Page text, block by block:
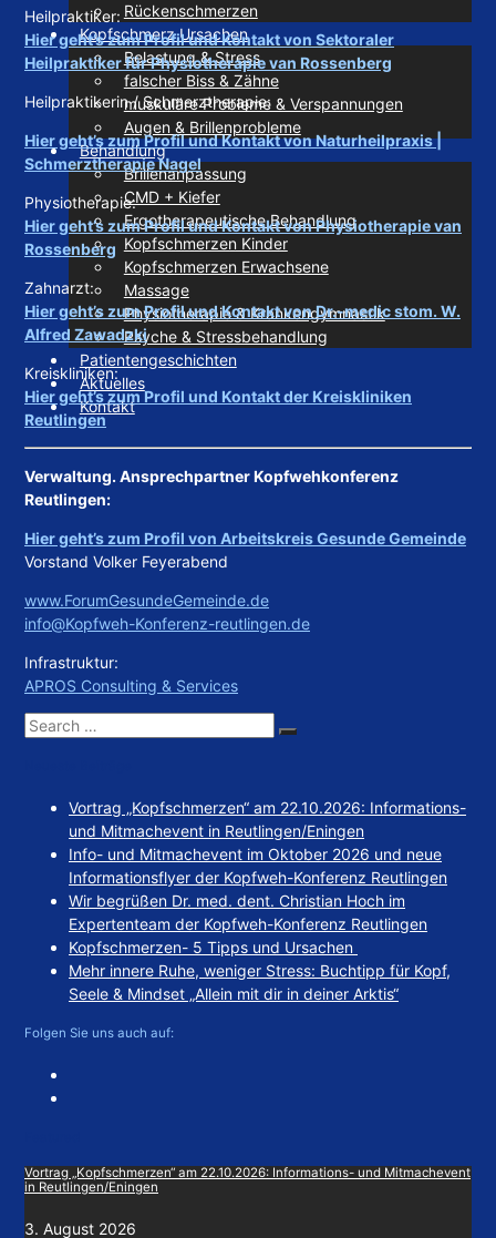
Rückenschmerzen
Kopfschmerz Ursachen
Belastung & Stress
falscher Biss & Zähne
muskuläre Probleme & Verspannungen
Augen & Brillenprobleme
Behandlung
Brillenanpassung
CMD + Kiefer
Ergotherapeutische Behandlung
Kopfschmerzen Kinder
Kopfschmerzen Erwachsene
Massage
Physiotherapie & Krankengymnastik
Psyche & Stressbehandlung
Patientengeschichten
Aktuelles
Kontakt
Heilpraktiker:
Hier geht’s zum Profil und Kontakt von Sektoraler
Heilpraktiker für Physiotherapie van Rossenberg
Heilpraktikerin / Schmerztherapie:
Hier geht’s zum Profil und Kontakt von Naturheilpraxis |
Schmerztherapie Nagel
Physiotherapie:
Hier geht’s zum Profil und Kontakt vonPhysiotherapie van
Rossenberg
Zahnarzt:
Hier geht’s zum Profil und Kontakt von Dr.-medic stom. W.
Alfred Zawadzki
Kreiskliniken:
Hier geht’s zum Profil und Kontakt der Kreiskliniken
Reutlingen
Verwaltung. Ansprechpartner Kopfwehkonferenz
Reutlingen:
Hier geht’s zum Profil von Arbeitskreis Gesunde Gemeinde
Vorstand Volker Feyerabend
www.ForumGesundeGemeinde.de
info@Kopfweh-Konferenz-reutlingen.de
Infrastruktur:
APROS Consulting & Services
Search
Vortrag „Kopfschmerzen“ am 22.10.2026: Informations-
und Mitmachevent in Reutlingen/Eningen
Info- und Mitmachevent im Oktober 2026 und neue
Informationsflyer der Kopfweh-Konferenz Reutlingen
Wir begrüßen Dr. med. dent. Christian Hoch im
Expertenteam der Kopfweh-Konferenz Reutlingen
Kopfschmerzen- 5 Tipps und Ursachen
Mehr innere Ruhe, weniger Stress: Buchtipp für Kopf,
Seele & Mindset „Allein mit dir in deiner Arktis“
Folgen Sie uns auch auf:
Vortrag „Kopfschmerzen“ am 22.10.2026: Informations- und Mitmachevent
in Reutlingen/Eningen
3. August 2026